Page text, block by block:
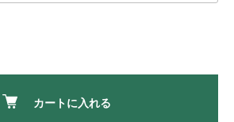
カートに入れる